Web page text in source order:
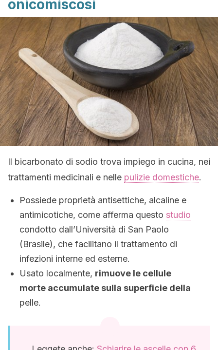
onicomiscosi
Il bicarbonato di sodio trova impiego in cucina, nei
trattamenti medicinali e nelle pulizie domestiche.
Possiede proprietà antisettiche, alcaline e
antimicotiche, come afferma questo studio
condotto dall’Università di San Paolo
(Brasile), che facilitano il trattamento di
infezioni interne ed esterne.
Usato localmente, rimuove le cellule
morte accumulate sulla superficie della
pelle.